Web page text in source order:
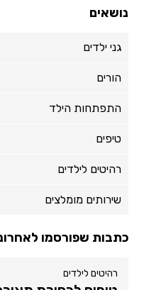
נושאים
גני ילדים
הורים
התפתחות הילד
טיפים
רהיטים לילדים
שירותים מומלצים
כתבות שפורסמו
רהיטים לילדים